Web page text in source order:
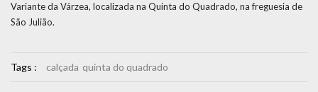
Variante da Várzea, localizada na Quinta do Quadrado, na freguesia de
São Julião.
Tags : calçada quinta do quadrado